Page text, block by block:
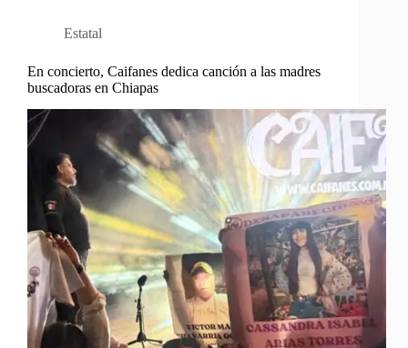
Estatal
En concierto, Caifanes dedica canción a las madres
buscadoras en Chiapas